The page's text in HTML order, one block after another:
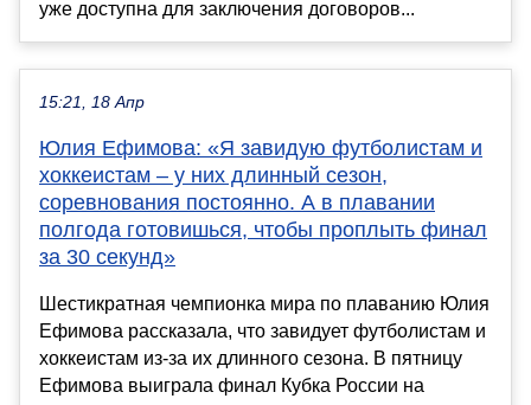
уже доступна для заключения договоров...
15:21, 18 Апр
Юлия Ефимова: «Я завидую футболистам и
хоккеистам – у них длинный сезон,
соревнования постоянно. А в плавании
полгода готовишься, чтобы проплыть финал
за 30 секунд»
Шестикратная чемпионка мира по плаванию Юлия
Ефимова рассказала, что завидует футболистам и
хоккеистам из-за их длинного сезона. В пятницу
Ефимова выиграла финал Кубка России на